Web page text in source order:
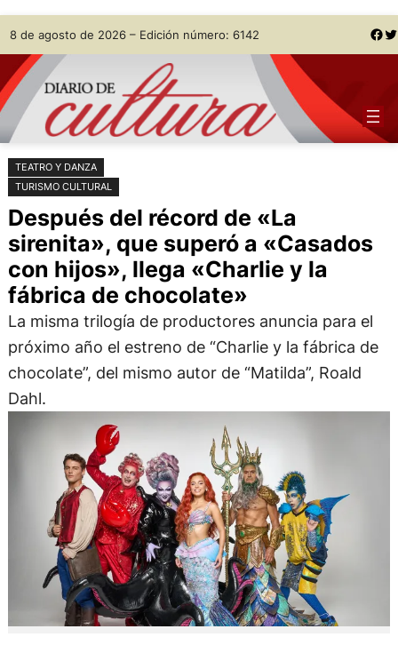
Saltar
al
contenido
Skip
to
content
8 de agosto de 2026 – Edición número: 6142 Facebook Twitter
TEATRO Y DANZA
TURISMO CULTURAL
Después del récord de «La
sirenita», que superó a «Casados
con hijos», llega «Charlie y la
fábrica de chocolate»
La misma trilogía de productores anuncia para el
próximo año el estreno de “Charlie y la fábrica de
chocolate”, del mismo autor de “Matilda”, Roald
Dahl.